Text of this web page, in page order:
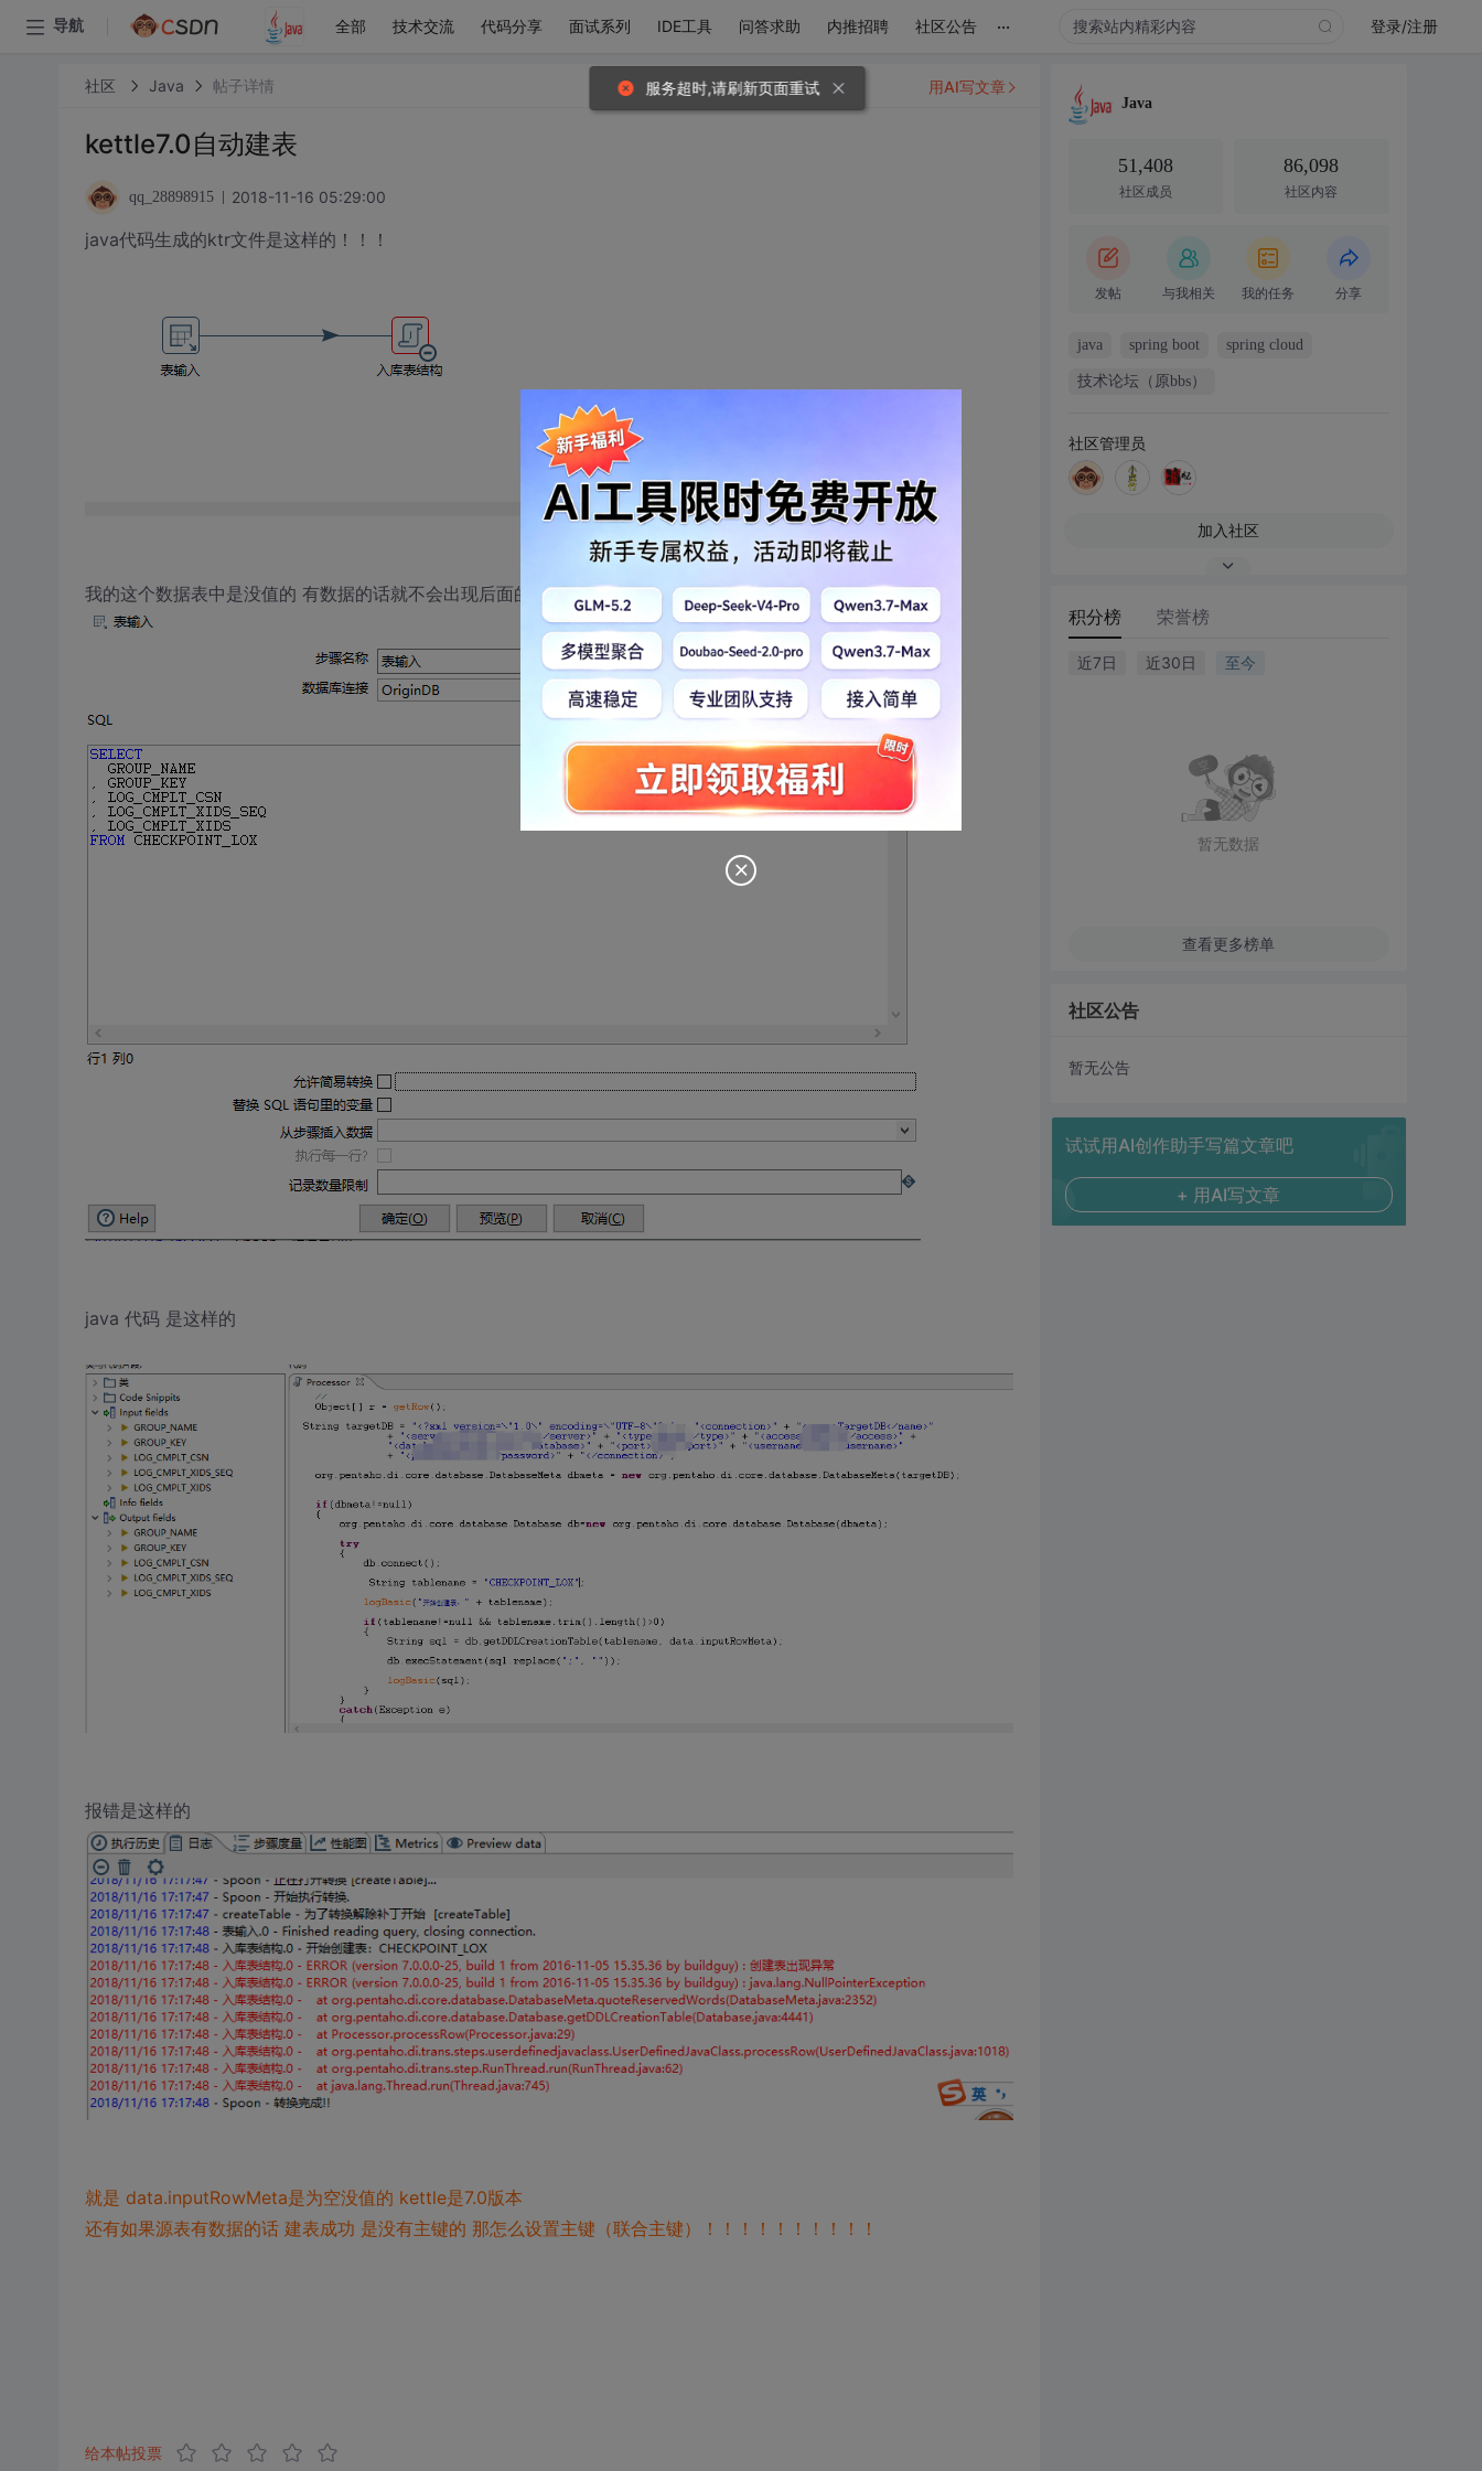
导航 全部 技术交流 代码分享 面试系列 IDE工具 问答求助 内推招聘 社区公告 ... 登录/注册
社区 Java 帖子详情
kettle7.0自动建表
qq_28898915 2018-11-16 05:29:00
java代码生成的ktr文件是这样的！！！
我的这个数据表中是没值的 有数据的话就不会出现后面的问题了！！！
java 代码 是这样的
报错是这样的
就是 data.inputRowMeta是为空没值的 kettle是7.0版本
还有如果源表有数据的话 建表成功 是没有主键的 那怎么设置主键（联合主键）！！！！！！！！！！
给本帖投票
用AI写文章
Java
51,408
社区成员
86,098
社区内容
发帖 与我相关 我的任务 分享
java spring boot spring cloud
技术论坛（原bbs）
社区管理员
加入社区
积分榜 荣誉榜
近7日 近30日 至今
暂无数据
查看更多榜单
社区公告
暂无公告
试试用AI创作助手写篇文章吧
+ 用AI写文章
服务超时,请刷新页面重试